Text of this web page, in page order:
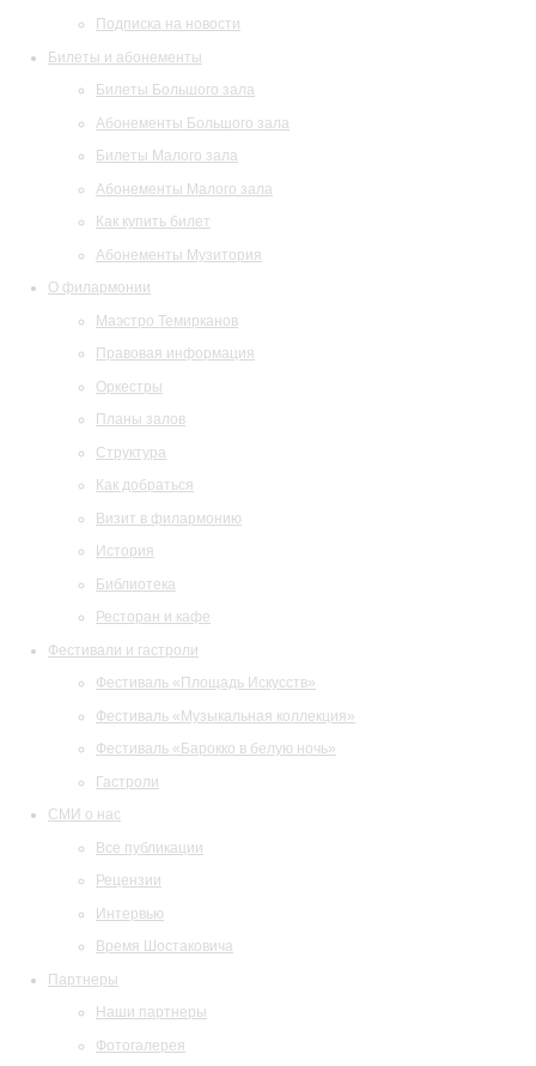
Подписка на новости
Билеты и абонементы
Билеты Большого зала
Абонементы Большого зала
Билеты Малого зала
Абонементы Малого зала
Как купить билет
Абонементы Музитория
О филармонии
Маэстро Темирканов
Правовая информация
Оркестры
Планы залов
Структура
Как добраться
Визит в филармонию
История
Библиотека
Ресторан и кафе
Фестивали и гастроли
Фестиваль «Площадь Искусств»
Фестиваль «Музыкальная коллекция»
Фестиваль «Барокко в белую ночь»
Гастроли
СМИ о нас
Все публикации
Рецензии
Интервью
Время Шостаковича
Партнеры
Наши партнеры
Фотогалерея